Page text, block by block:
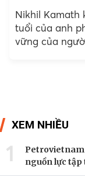
Nikhil Kamath
tuổi của anh
vững của
XEM NHIỀU
1
Petrovietnam
nguồn lực